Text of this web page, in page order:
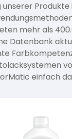
unserer
mehr als
Datenbank
einfach